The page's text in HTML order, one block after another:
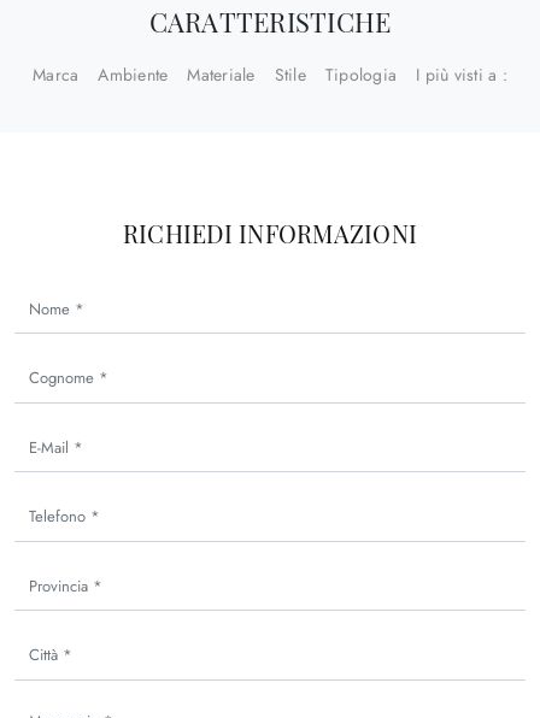
CARATTERISTICHE
Marca Ambiente Materiale Stile Tipologia I più visti a :
RICHIEDI INFORMAZIONI